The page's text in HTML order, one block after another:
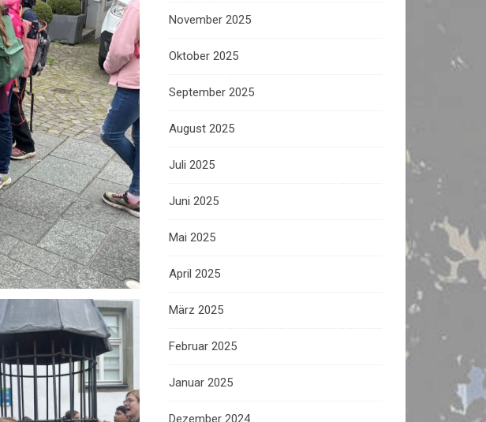
November 2025
Oktober 2025
September 2025
August 2025
Juli 2025
Juni 2025
Mai 2025
April 2025
März 2025
Februar 2025
Januar 2025
Dezember 2024